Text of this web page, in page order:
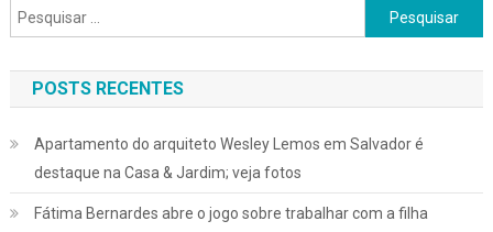
Pesquisar
por:
POSTS RECENTES
Apartamento do arquiteto Wesley Lemos em Salvador é
destaque na Casa & Jardim; veja fotos
Fátima Bernardes abre o jogo sobre trabalhar com a filha